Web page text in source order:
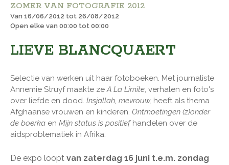
ZOMER VAN FOTOGRAFIE 2012
Van 16/06/2012 tot 26/08/2012
Open elke van 00:00 tot 00:00
LIEVE BLANCQUAERT
Selectie van werken uit haar fotoboeken. Met journaliste
Annemie Struyf maakte zeA La Limite, verhalen en foto's
over liefde en dood. Insjallah, mevrouw, heeft als thema
Afghaanse vrouwen en kinderen. Ontmoetingen (z)onder
de boerka en Mijn status is positiefhandelen over de
aidsproblematiek in Afrika.
De expo loopt van zaterdag 16 juni t.e.m. zondag